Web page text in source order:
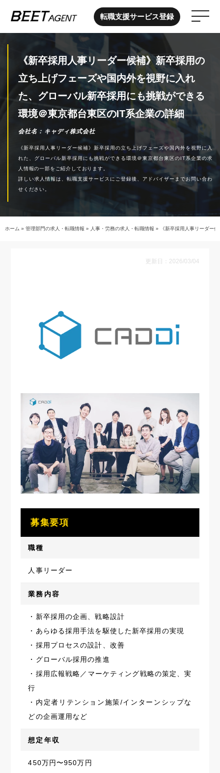
転職支援サービス登録
《新卒採用人事リーダー候補》新卒採用の
立ち上げフェーズや国内外を視野に入れ
た、グローバル新卒採用にも挑戦ができる
環境＠東京都台東区のIT系企業の詳細
会社名 キャディ株式会社
《新卒採用人事リーダー候補》新卒採用の立ち上げフェーズや国内外を視野に入
れた、グローバル新卒採用にも挑戦ができる環境＠東京都台東区のIT系企業の求
人情報の一部をご紹介しております。
詳しい求人情報は、転職支援サービスにご登録後、アドバイザーまでお問い合わ
せください。
ホーム » 管理部門の求人・転職情報 » 人事・労務の求人・転職情報 » 《新卒採用人事リーダー
更新日：2026/03/04
募集要項
職種
人事リーダー
業務内容
・新卒採用の企画、戦略設計
・あらゆる採用手法を駆使した新卒採用の実現
・採用プロセスの設計、改善
・グローバル採用の推進
・採用広報戦略／マーケティング戦略の策定、実
行
・内定者リテンション施策/インターンシップな
どの企画運用など
想定年収
450万円〜950万円